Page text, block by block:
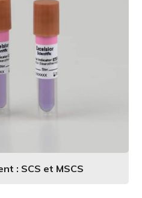
: SCS et MSCS